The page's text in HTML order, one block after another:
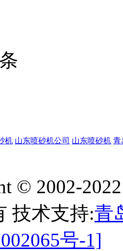
条
机 山东喷砂机公司 山东喷砂机 青
© 2002-
技术支持:青
号-1]